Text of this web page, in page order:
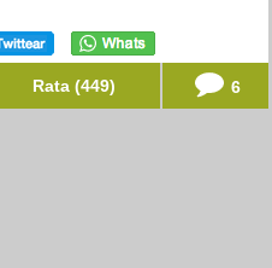
Rata (449) 6